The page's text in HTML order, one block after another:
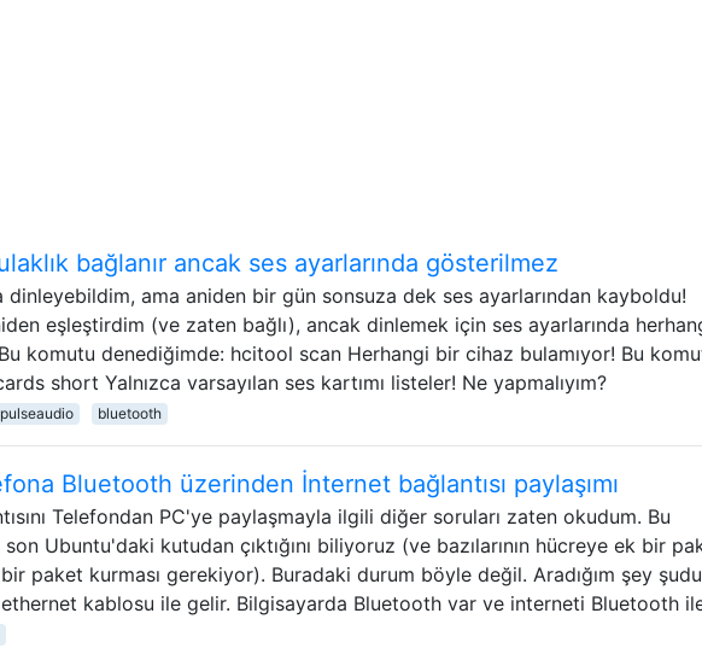
bağlanır ancak ses ayarlarında gösterilmez
dinleyebildim, ama aniden bir gün sonsuza dek ses ayarlarından kayboldu!
eşleştirdim (ve zaten bağlı), ancak dinlemek için ses ayarlarında
komutu denediğimde: hcitool scan Herhangi bir cihaz bulamıyor! Bu
short Yalnızca varsayılan ses kartımı listeler! Ne yapmalıyım?
pulseaudio bluetooth
Bluetooth üzerinden İnternet bağlantısı paylaşımı
Telefondan PC'ye paylaşmayla ilgili diğer soruları zaten okudum. Bu
Ubuntu'daki kutudan çıktığını biliyoruz (ve bazılarının hücreye ek bir
paket kurması gerekiyor). Buradaki durum böyle değil. Aradığım şey
kablosu ile gelir. Bilgisayarda Bluetooth var ve interneti Bluetooth